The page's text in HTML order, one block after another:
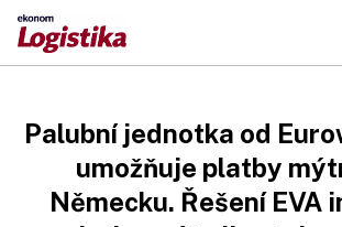
Palubní jednotka od
umožňuje platby
Německu. Řešení EVA